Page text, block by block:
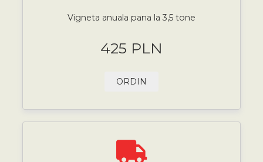
Vigneta anuala pana la 3,5 tone
425 PLN
ORDIN